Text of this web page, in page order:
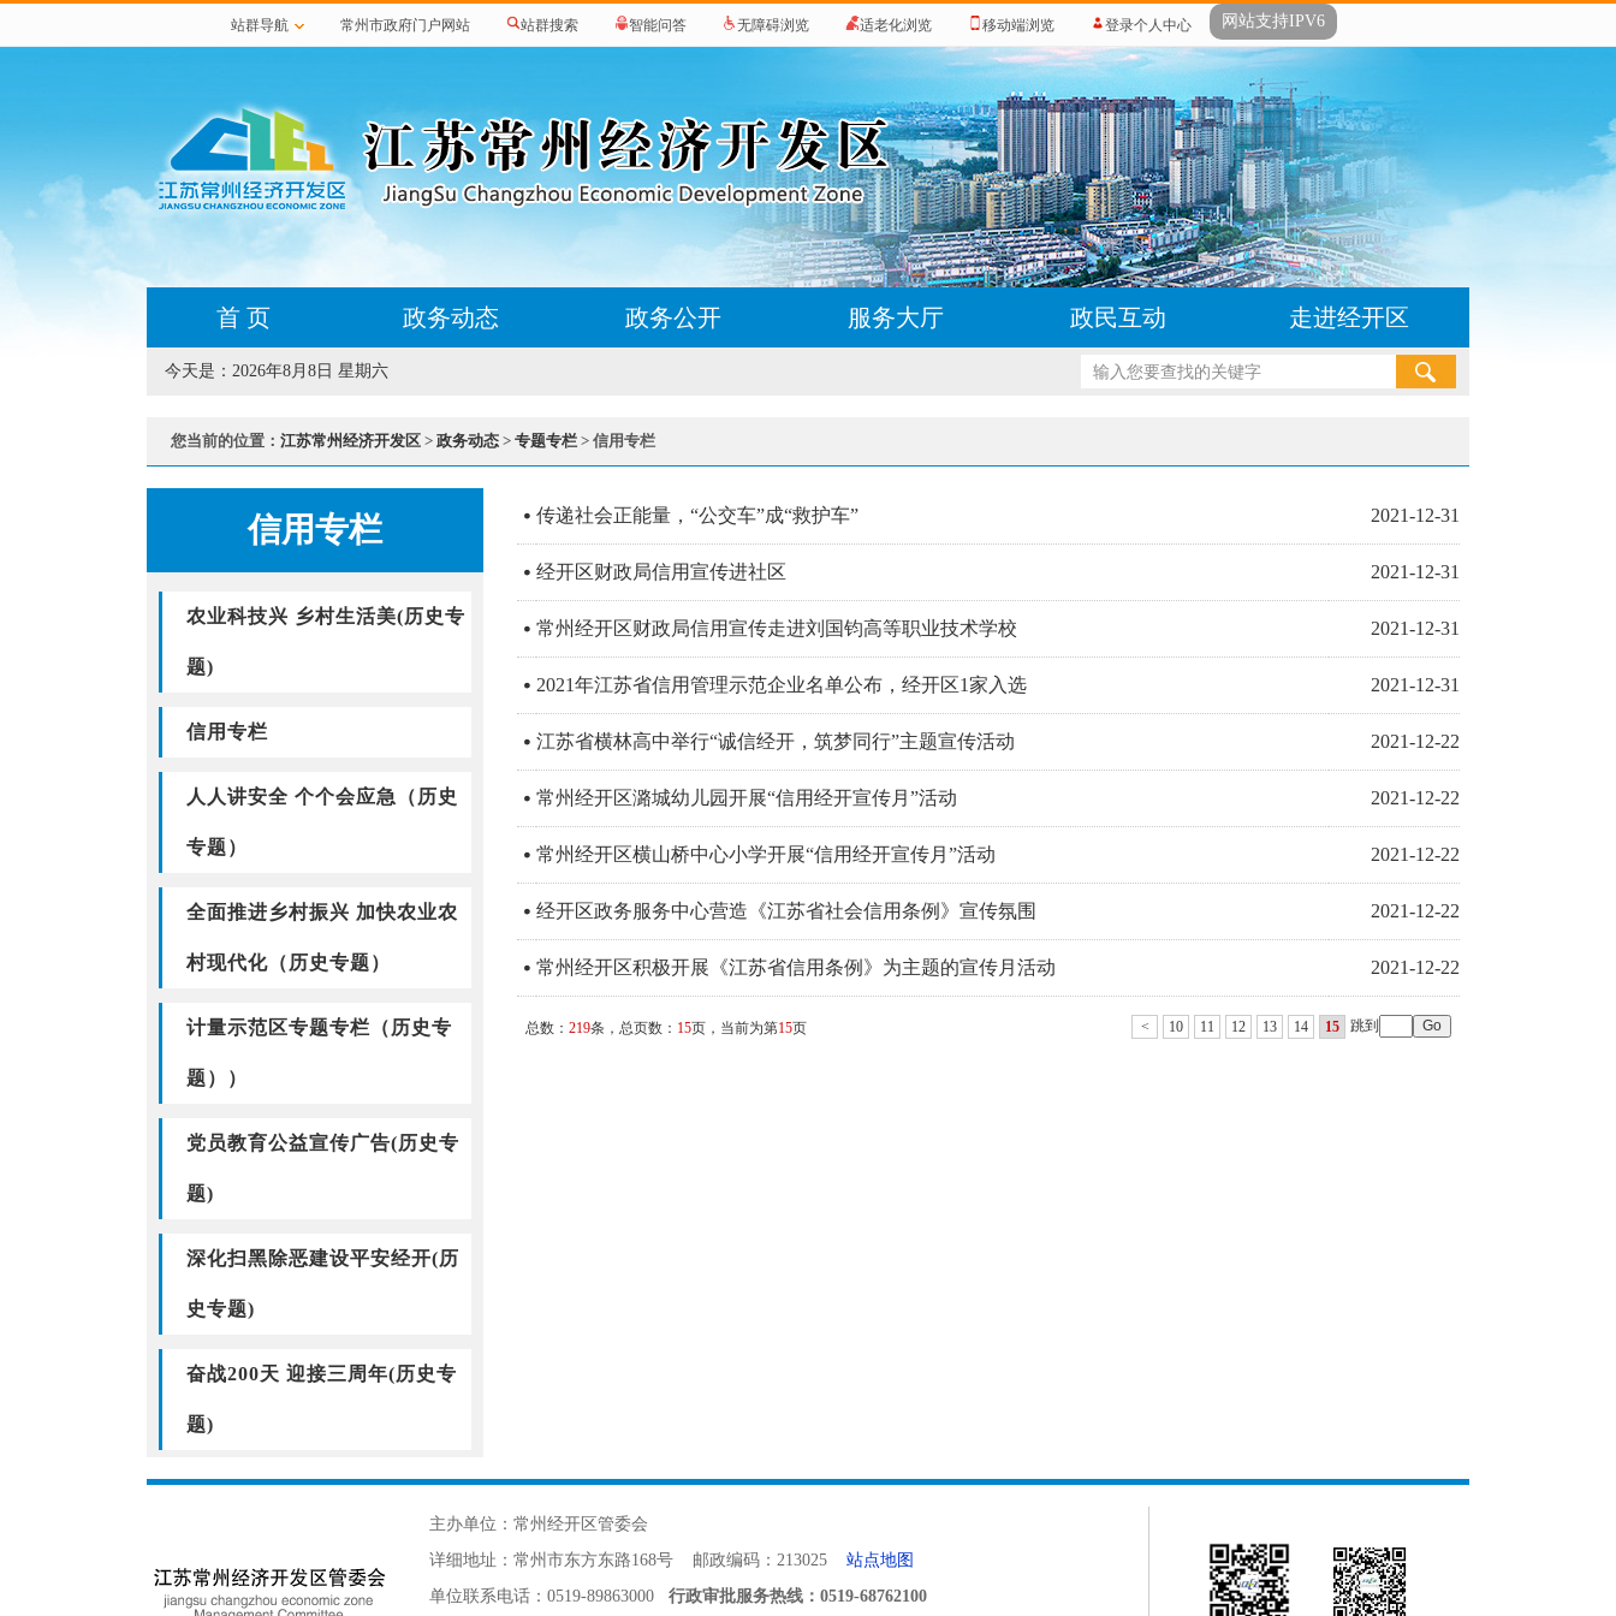
站群导航 常州市政府门户网站 站群搜索 智能问答 无障碍浏览 适老化浏览 移动端浏览 登录个人中心 网站支持IPV6
首 页 政务动态 政务公开 服务大厅 政民互动 走进经开区
今天是： 2026年8月8日 星期六
您当前的位置： 江苏常州经济开发区 > 政务动态 > 专题专栏 > 信用专栏
信用专栏
农业科技兴 乡村生活美(历史专
题)
信用专栏
人人讲安全 个个会应急（历史
专题）
全面推进乡村振兴 加快农业农
村现代化（历史专题）
计量示范区专题专栏（历史专
题））
党员教育公益宣传广告(历史专
题)
深化扫黑除恶建设平安经开(历
史专题)
奋战200天 迎接三周年(历史专
题)
传递社会正能量，“公交车”成“救护车” 2021-12-31
经开区财政局信用宣传进社区 2021-12-31
常州经开区财政局信用宣传走进刘国钧高等职业技术学校 2021-12-31
2021年江苏省信用管理示范企业名单公布，经开区1家入选 2021-12-31
江苏省横林高中举行“诚信经开，筑梦同行”主题宣传活动 2021-12-22
常州经开区潞城幼儿园开展“信用经开宣传月”活动 2021-12-22
常州经开区横山桥中心小学开展“信用经开宣传月”活动 2021-12-22
经开区政务服务中心营造《江苏省社会信用条例》宣传氛围 2021-12-22
常州经开区积极开展《江苏省信用条例》为主题的宣传月活动 2021-12-22
总数： 219条，总页数： 15页，当前为第15页 < 10 11 12 13 14 15 跳到
主办单位：常州经开区管委会
详细地址：常州市东方东路168号 邮政编码：213025 站点地图
单位联系电话：0519-89863000 行政审批服务热线：0519-68762100